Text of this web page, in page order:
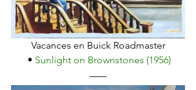
Vacances en Buick Roadmaster
• Sunlight on Brownstones (1956)